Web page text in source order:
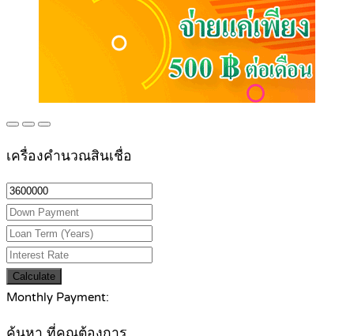
เครื่องคำนวณสินเชื่อ
Calculate
Monthly Payment: